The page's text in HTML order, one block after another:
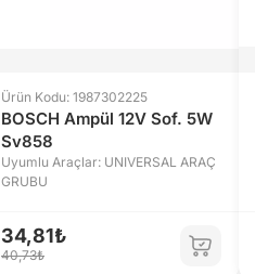
Ürün Kodu: 1987302225
BOSCH Ampül 12V Sof. 5W
Sv858
Uyumlu Araçlar: UNIVERSAL ARAÇ
GRUBU
34,81₺
40,73₺